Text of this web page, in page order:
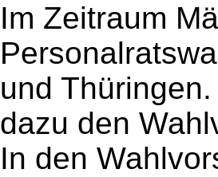
Im Zeitraum
und
dazu den
In den